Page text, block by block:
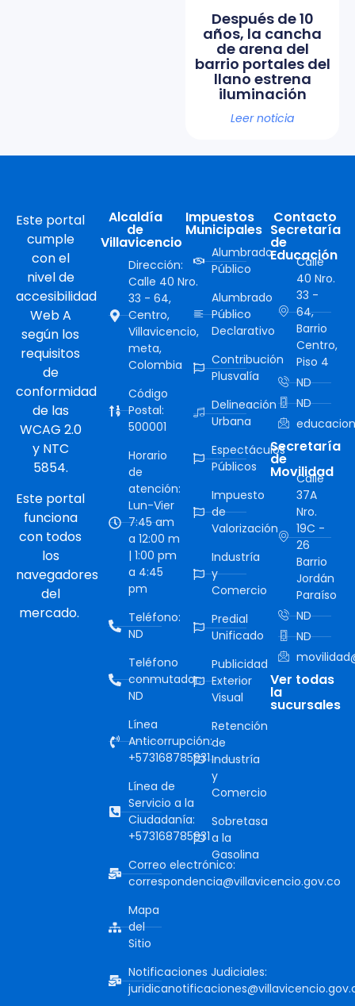
Después de 10
años, la cancha
de arena del
barrio portales del
llano estrena
iluminación
Leer noticia
Este portal
cumple
con el
nivel de
accesibilidad
Web A
según los
requisitos
de
conformidad
de las
WCAG 2.0
y NTC
5854.
Este portal
funciona
con todos
los
navegadores
del
mercado.
Alcaldía
de
Villavicencio
Dirección:
Calle 40 Nro.
33 - 64,
Centro,
Villavicencio,
meta,
Colombia
Código
Postal:
500001
Horario
de
atención:
Lun-Vier
7:45 am
a 12:00 m
| 1:00 pm
a 4:45
pm
Teléfono:
ND
Teléfono
conmutador:
ND
Línea
Anticorrupción:
+573168785931
Línea de
Servicio a la
Ciudadanía:
+573168785931
Correo electrónico:
correspondencia@villavicencio.gov.co
Mapa
del
Sitio
Notificaciones Judiciales:
Impuestos
Municipales
Alumbrado
Público
Alumbrado
Público
Declarativo
Contribución
Plusvalía
Delineación
Urbana
Espectáculos
Públicos
Impuesto
de
Valorización
Industría
y
Comercio
Predial
Unificado
Publicidad
Exterior
Visual
Retención
de
Industría
y
Comercio
Sobretasa
a la
Gasolina
Contacto
Secretaría
de
Educación
Calle
40 Nro.
33 -
64,
Barrio
Centro,
Piso 4
ND
ND
Secretaría
de
Movilidad
Calle
37A
Nro.
19C -
26
Barrio
Jordán
Paraíso
ND
ND
Ver todas
la
sucursales